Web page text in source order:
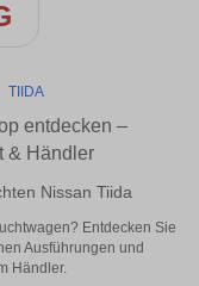
TIIDA
entdecken –
& Händler
Nissan Tiida
Entdecken Sie
Ausführungen und
Händler.